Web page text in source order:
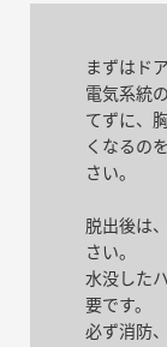
まずはド
電気系統
てずに、
くなるの
さい。
脱出後は
さい。
水没した
要です。
必ず消防